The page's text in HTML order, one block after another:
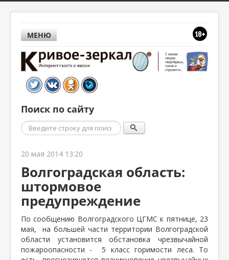
МЕНЮ
Поиск по сайту
Поиск
20 мая 2014 13:20
Волгоградская область:
штормовое
предупреждение
По сообщению Волгоградского ЦГМС к пятнице, 23
мая,
на большей части территории Волгоградской
области установится обстановка чрезвычайной
пожароопасности -
5 класс горимости леса. То